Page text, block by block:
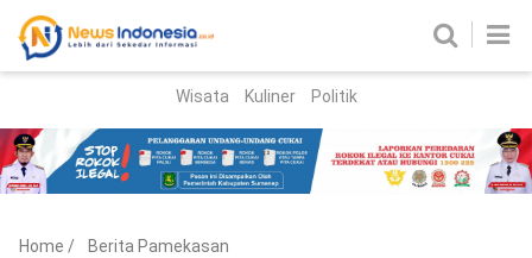
Parlemen
Wisata Kuliner Politik
Home / Berita Pamekasan